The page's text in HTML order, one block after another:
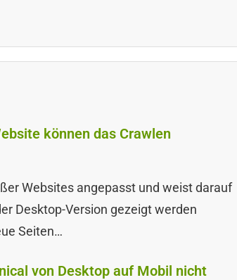
können das Crawlen
Websites angepasst und weist darauf
Desktop-Version gezeigt werden
Seiten…
von Desktop auf Mobil nicht